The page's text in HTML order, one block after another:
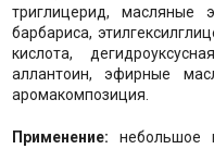
триглицерид, масляные
барбариса,
кислота,
аллантоин, эфирные
аромакомпозиция.
Применение: небольшое